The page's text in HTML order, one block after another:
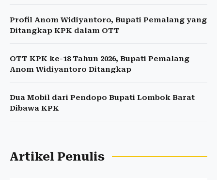
Profil Anom Widiyantoro, Bupati Pemalang yang
Ditangkap KPK dalam OTT
OTT KPK ke-18 Tahun 2026, Bupati Pemalang
Anom Widiyantoro Ditangkap
Dua Mobil dari Pendopo Bupati Lombok Barat
Dibawa KPK
Artikel Penulis